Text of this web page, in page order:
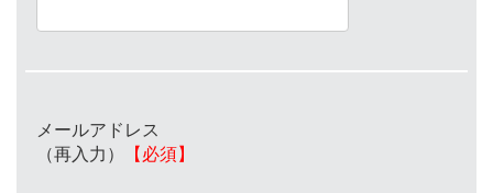
メールアドレス
（再入力）
【必須】